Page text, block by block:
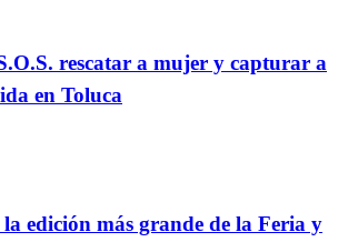
rescatar a mujer y capturar a
en Toluca
edición más grande de la Feria y